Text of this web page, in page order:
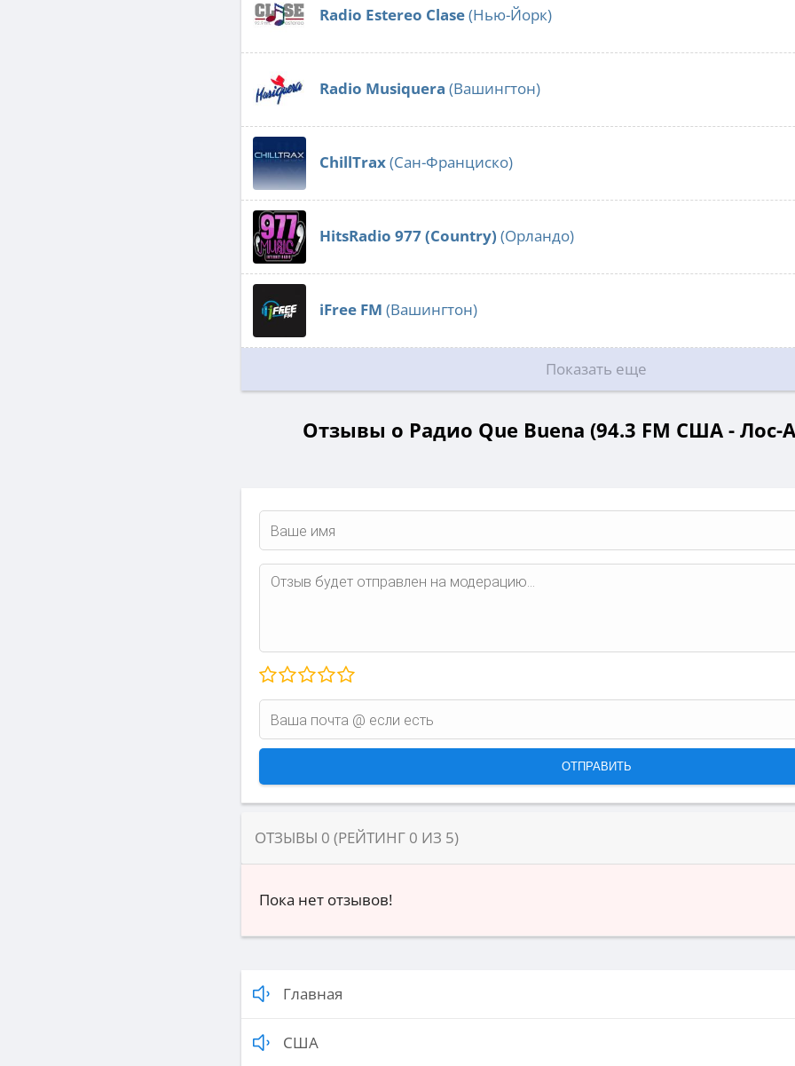
Radio Estereo Clase(Нью-Йорк)
Radio Musiquera (Вашингтон)
ChillTrax(Сан-Франциско)
HitsRadio 977 (Country) (Орландо)
iFree FM (Вашингтон)
Показать еще
Отзывы о Радио Que Buena (94.3 FM США - Лос-
ОТЗЫВЫ 0 (РЕЙТИНГ 0 ИЗ 5)
Пока нет отзывов!
Главная
США